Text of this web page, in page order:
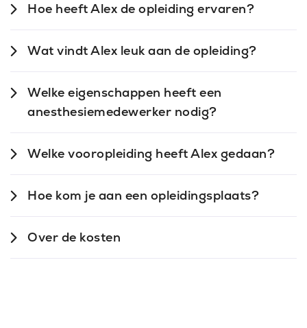
Hoe heeft Alex de opleiding ervaren?
Wat vindt Alex leuk aan de opleiding?
Welke eigenschappen heeft een
anesthesiemedewerker nodig?
Welke vooropleiding heeft Alex gedaan?
Hoe kom je aan een opleidingsplaats?
Over de kosten